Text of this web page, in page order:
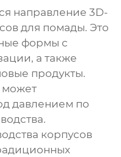
направление3D-
для помады. Это
формы с
а также
продукты.
может
давлением по
корпусов